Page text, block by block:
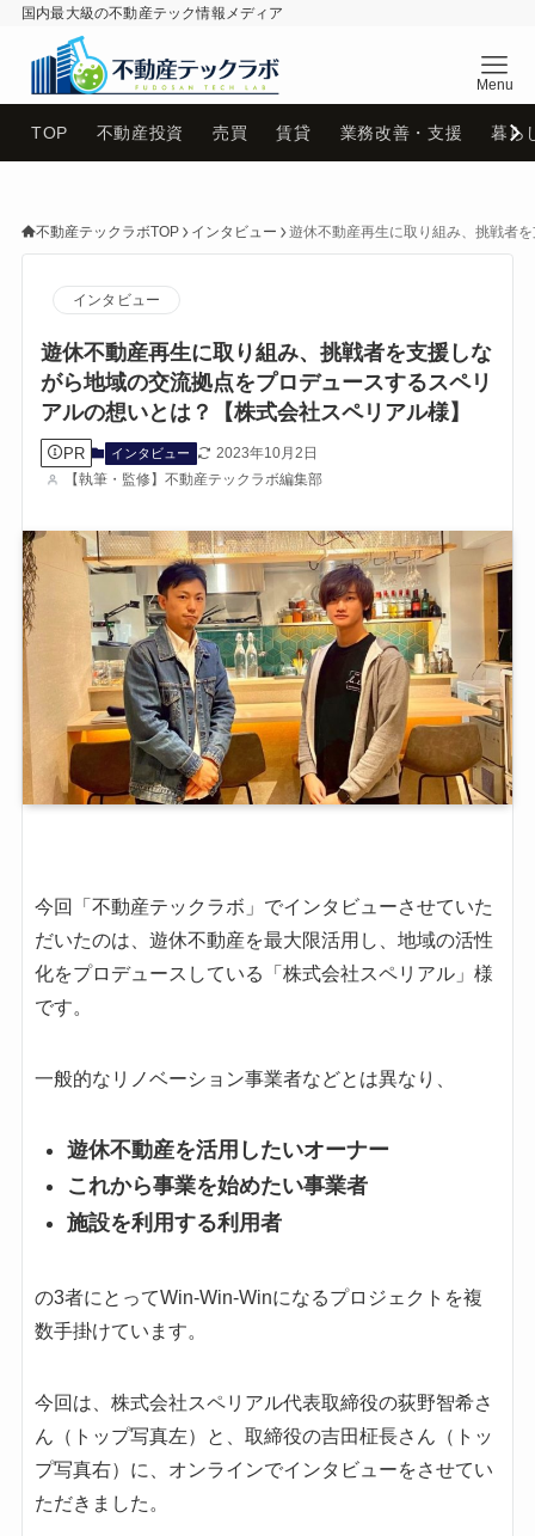
国内最大級の不動産テック情報メディア
不動産テックラボ
TOP 不動産投資 売買 賃貸 業務改善・支援 暮ら
不動産テックラボTOP インタビュー 遊休不動産再生に取り組み、挑戦者
インタビュー
遊休不動産再生に取り組み、挑戦者を支援しな
がら地域の交流拠点をプロデュースするスペリ
アルの想いとは？【株式会社スペリアル様】
PR インタビュー
2023年10月2日
【執筆・監修】不動産テックラボ編集部
今回「不動産テックラボ」でインタビューさせていた
だいたのは、遊休不動産を最大限活用し、地域の活性
化をプロデュースしている「株式会社スペリアル」様
です。
一般的なリノベーション事業者などとは異なり、
遊休不動産を活用したいオーナー
これから事業を始めたい事業者
施設を利用する利用者
の3者にとってWin-Win-Winになるプロジェクトを複
数手掛けています。
今回は、株式会社スペリアル代表取締役の荻野智希さ
ん（トップ写真左）と、取締役の吉田柾長さん（トッ
プ写真右）に、オンラインでインタビューをさせてい
ただきました。